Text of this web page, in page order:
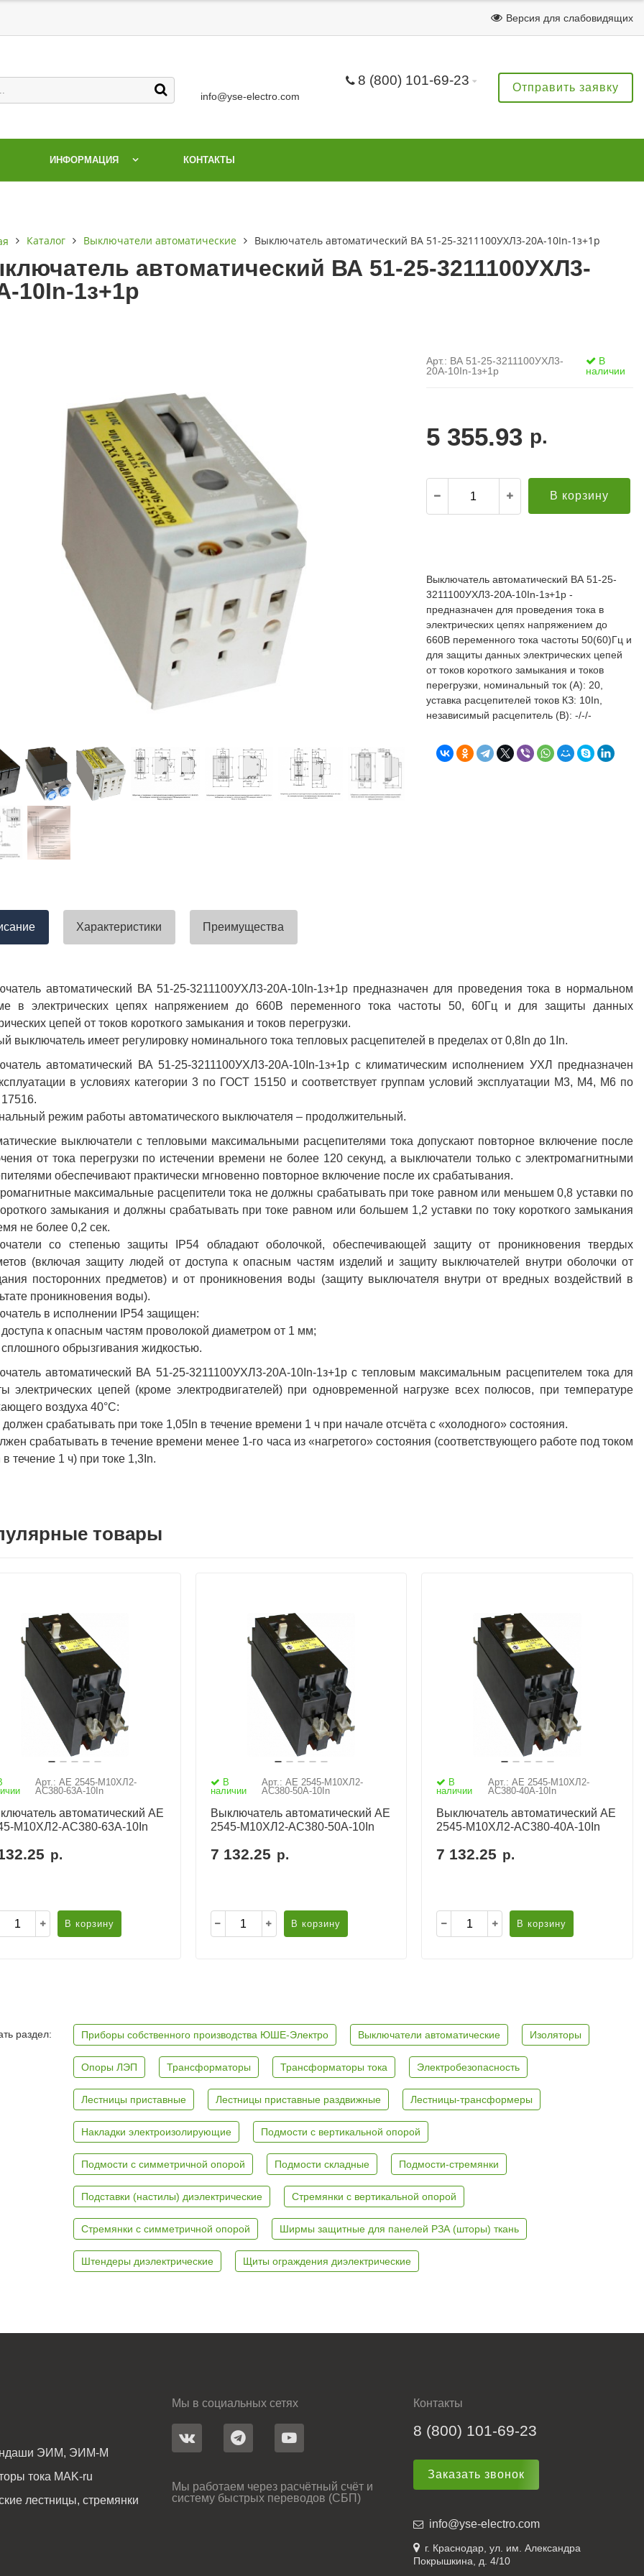
Версия для слабовидящих
8 (800) 101-69-23
info@yse-electro.com
Отправить заявку
ИНФОРМАЦИЯ КОНТАКТЫ
(Филиал
15.02.2022
Электро выиграла тендер на
поставку деревянных опор ЛЭП
складского оперативного
своевременно. Претензий
элементы опор высокого
заболонного слоя древесины
изделия (опоры ЛЭП),
моей памяти компания
и поставщик опор ЛЭП
ЛЭП такими документами.
с таким ответственным
Татьяна (Branch of «Saren B.
V.» PLLC)
Выражаю благодарность вашей компании за
оперативную обработку нашего запроса!
Выставили коммерческое предложение по
хорошей цене в течение двух дней (а там без
малого сотня товарных позиций была). Мы
успели закрыть смету большого объекта в срок. А
вы получили хороший заказ))
Поставка опор ЛЭП в Бурятию. Спасибо за
качественную продукцию и быструю доставку!
Всё прошло хорошо. Евгению отдельное спасибо
за ответственный подход к делу, понимание и
вежливое обращение!
Каталог Выключатели автоматические Выключатель автоматический ВА 51-25-3211100УХЛ3-20А-10In-1з+1р
автоматический ВА 51-25-3211100УХЛ3-
10In-1з+1р
Арт.: ВА 51-25-3211100УХЛ3-
20А-10In-1з+1р
В
наличии
5 355.93 р.
В корзину
Выключатель автоматический ВА 51-25-
3211100УХЛ3-20А-10In-1з+1р -
предназначен для проведения тока в
электрических цепях напряжением до
660В переменного тока частоты 50(60)Гц и
для защиты данных электрических цепей
от токов короткого замыкания и токов
перегрузки, номинальный ток (А): 20,
уставка расцепителей токов КЗ: 10In,
независимый расцепитель (В): -/-/-
Характеристики Преимущества
автоматический ВА 51-25-3211100УХЛ3-20А-10In-1з+1р предназначен для проведения тока в нормальном
в электрических цепях напряжением до 660В переменного тока частоты 50, 60Гц и для защиты данных
цепей от токов короткого замыкания и токов перегрузки.
выключатель имеет регулировку номинального тока тепловых расцепителей в пределах от 0,8In до 1In.
автоматический ВА 51-25-3211100УХЛ3-20А-10In-1з+1р с климатическим исполнением УХЛ предназначен
в условиях категории 3 по ГОСТ 15150 и соответствует группам условий эксплуатации М3, М4, М6 по
режим работы автоматического выключателя – продолжительный.
выключатели с тепловыми максимальными расцепителями тока допускают повторное включение после
от тока перегрузки по истечении времени не более 120 секунд, а выключатели только с электромагнитными
обеспечивают практически мгновенно повторное включение после их срабатывания.
максимальные расцепители тока не должны срабатывать при токе равном или меньшем 0,8 уставки по
замыкания и должны срабатывать при токе равном или большем 1,2 уставки по току короткого замыкания
не более 0,2 сек.
со степенью защиты IP54 обладают оболочкой, обеспечивающей защиту от проникновения твердых
(включая защиту людей от доступа к опасным частям изделий и защиту выключателей внутри оболочки от
посторонних предметов) и от проникновения воды (защиту выключателя внутри от вредных воздействий в
проникновения воды).
в исполнении IP54 защищен:
к опасным частям проволокой диаметром от 1 мм;
обрызгивания жидкостью.
автоматический ВА 51-25-3211100УХЛ3-20А-10In-1з+1р с тепловым максимальным расцепителем тока для
электрических цепей (кроме электродвигателей) при одновременной нагрузке всех полюсов, при температуре
воздуха 40°С:
срабатывать при токе 1,05In в течение времени 1 ч при начале отсчёта с «холодного» состояния.
срабатывать в течение времени менее 1-го часа из «нагретого» состояния (соответствующего работе под током
в течение 1 ч) при токе 1,3In.
товары
Арт.: АЕ 2545-М10ХЛ2-
AC380-63А-10In
автоматический АЕ
М10ХЛ2-AC380-63А-10In
р.
В корзину
В
наличии
Арт.: АЕ 2545-М10ХЛ2-
AC380-50А-10In
Выключатель автоматический АЕ
2545-М10ХЛ2-AC380-50А-10In
7 132.25 р.
В корзину
В
наличии
Арт.: АЕ 2545-М10ХЛ2-
AC380-40А-10In
Выключатель автоматический АЕ
2545-М10ХЛ2-AC380-40А-10In
7 132.25 р.
В корзину
раздел: Приборы собственного производства ЮШЕ-Электро Выключатели автоматические Изоляторы
Опоры ЛЭП Трансформаторы Трансформаторы тока Электробезопасность
Лестницы приставные Лестницы приставные раздвижные Лестницы-трансформеры
Накладки электроизолирующие Подмости с вертикальной опорой
Подмости с симметричной опорой Подмости складные Подмости-стремянки
Подставки (настилы) диэлектрические Стремянки с вертикальной опорой
Стремянки с симметричной опорой Ширмы защитные для панелей РЗА (шторы) ткань
Штендеры диэлектрические Щиты ограждения диэлектрические
ЭИМ, ЭИМ-М
тока MAK-ru
лестницы, стремянки
Мы в социальных сетях
Мы работаем через расчётный счёт и
систему быстрых переводов (СБП)
Контакты
8 (800) 101-69-23
Заказать звонок
info@yse-electro.com
г. Краснодар, ул. им. Александра
Покрышкина, д. 4/10